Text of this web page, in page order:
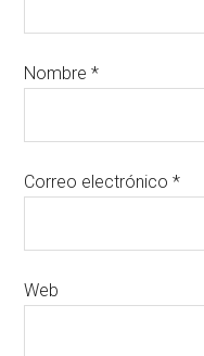
Nombre*
Correo electrónico*
Web